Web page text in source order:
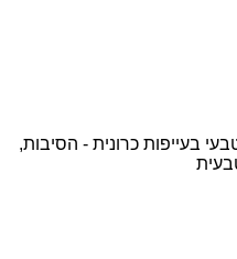
בעייפות כרונית - הסיבות,